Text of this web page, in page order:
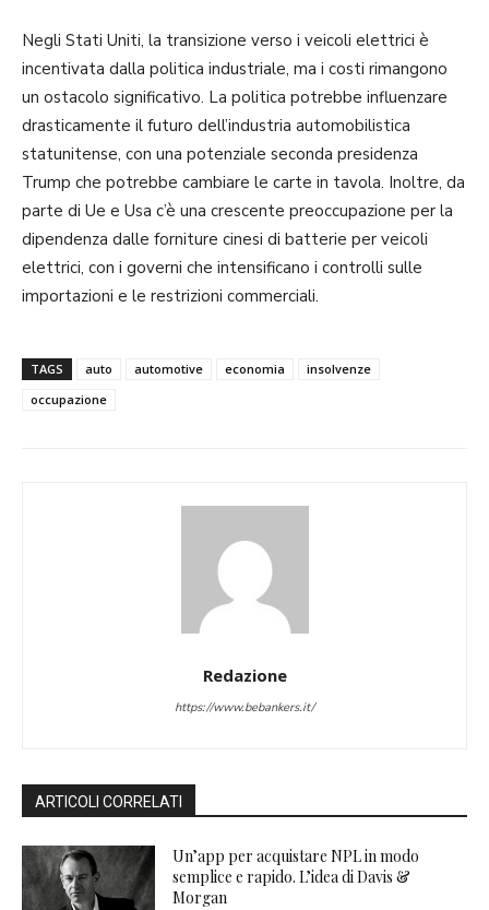
Negli Stati Uniti, la transizione verso i veicoli elettrici è
incentivata dalla politica industriale, ma i costi rimangono
un ostacolo significativo. La politica potrebbe influenzare
drasticamente il futuro dell’industria automobilistica
statunitense, con una potenziale seconda presidenza
Trump che potrebbe cambiare le carte in tavola. Inoltre, da
parte di Ue e Usa c’è una crescente preoccupazione per la
dipendenza dalle forniture cinesi di batterie per veicoli
elettrici, con i governi che intensificano i controlli sulle
importazioni e le restrizioni commerciali.
TAGS auto automotive economia
insolvenze
occupazione
Redazione
https://www.bebankers.it/
ARTICOLI CORRELATI
Un’app per acquistare NPL in modo
semplice e rapido. L’idea di Davis &
Morgan